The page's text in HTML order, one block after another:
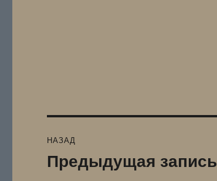
по
НАЗАД
Предыдущая
запись:
Предыдущая запись